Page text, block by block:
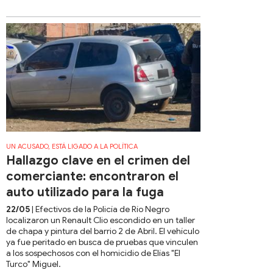
UN ACUSADO, ESTÁ LIGADO A LA POLÍTICA
Hallazgo clave en el crimen del
comerciante: encontraron el
auto utilizado para la fuga
22/05| Efectivos de la Policía de Río Negro
localizaron un Renault Clio escondido en un taller
de chapa y pintura del barrio 2 de Abril. El vehículo
ya fue peritado en busca de pruebas que vinculen
a los sospechosos con el homicidio de Elías "El
Turco" Miguel.